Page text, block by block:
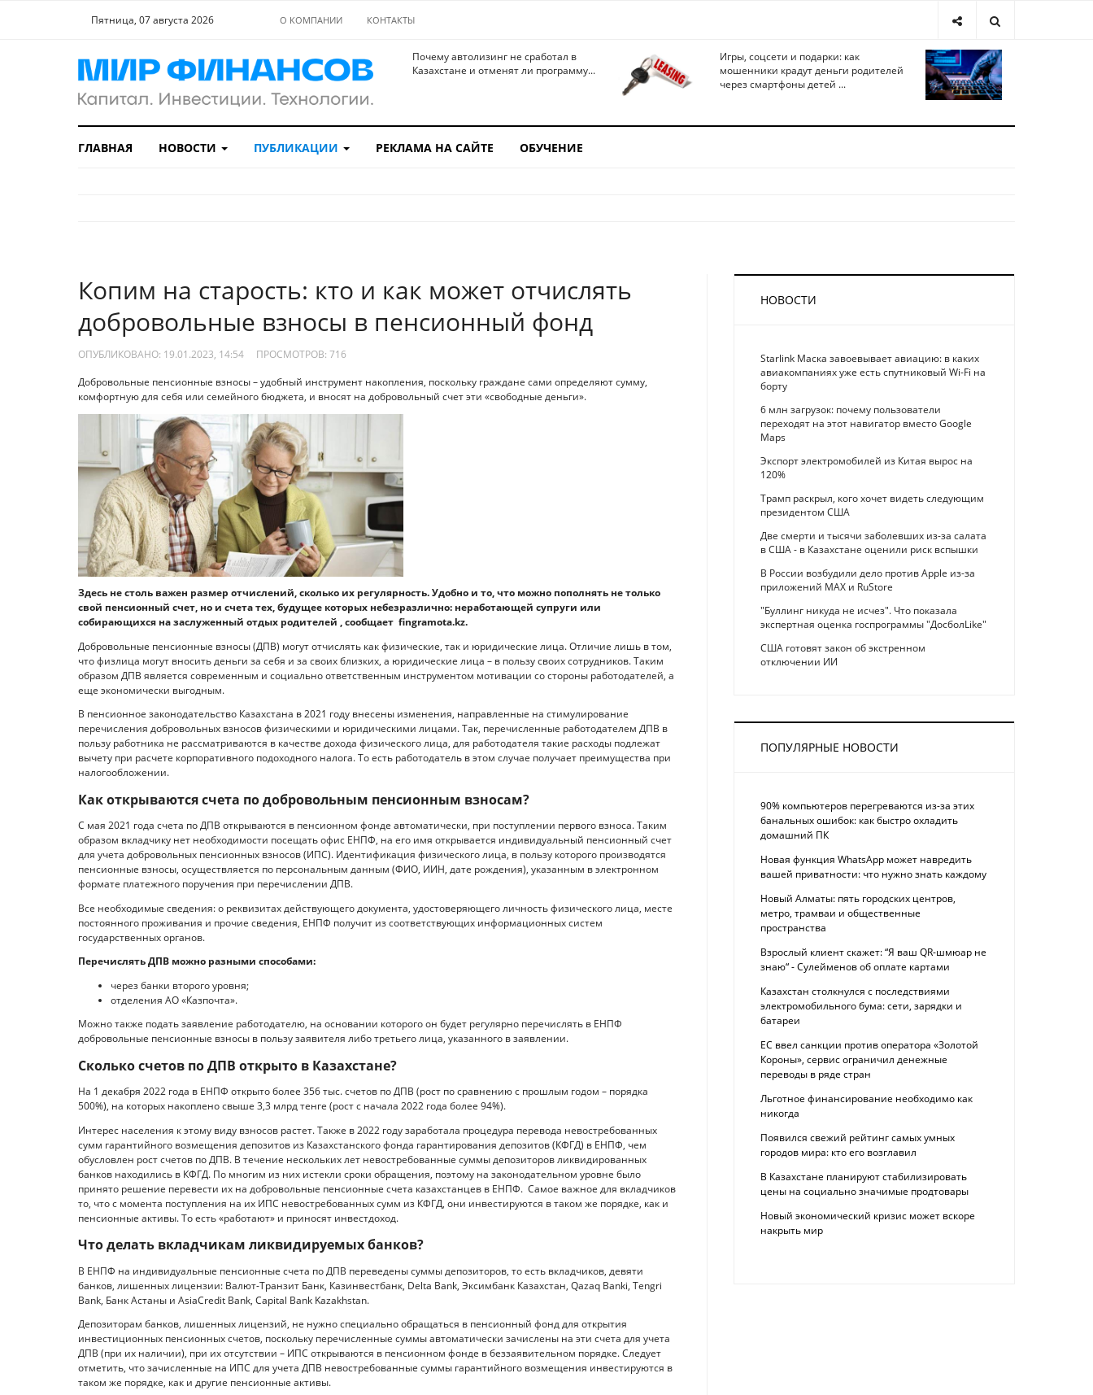
Пятница, 07 августа 2026 О КОМПАНИИ КОНТАКТЫ
Почему автолизинг не сработал в
Казахстане и отменят ли программу...
Игры, соцсети и подарки: как
мошенники крадут деньги родителей
через смартфоны детей ...
ГЛАВНАЯ НОВОСТИ ПУБЛИКАЦИИ РЕКЛАМА НА САЙТЕ ОБУЧЕНИЕ
Копим на старость: кто и как может отчислять
добровольные взносы в пенсионный фонд
ОПУБЛИКОВАНО: 19.01.2023, 14:54 ПРОСМОТРОВ: 716
Добровольные пенсионные взносы – удобный инструмент накопления, поскольку граждане сами определяют сумму,
комфортную для себя или семейного бюджета, и вносят на добровольный счет эти «свободные деньги».
Здесь не столь важен размер отчислений, сколько их регулярность. Удобно и то, что можно пополнять не только
свой пенсионный счет, но и счета тех, будущее которых небезразлично: неработающей супруги или
собирающихся на заслуженный отдых родителей , сообщает fingramota.kz.
Добровольные пенсионные взносы (ДПВ) могут отчислять как физические, так и юридические лица. Отличие лишь в том,
что физлица могут вносить деньги за себя и за своих близких, а юридические лица – в пользу своих сотрудников. Таким
образом ДПВ является современным и социально ответственным инструментом мотивации со стороны работодателей, а
еще экономически выгодным.
В пенсионное законодательство Казахстана в 2021 году внесены изменения, направленные на стимулирование
перечисления добровольных взносов физическими и юридическими лицами. Так, перечисленные работодателем ДПВ в
пользу работника не рассматриваются в качестве дохода физического лица, для работодателя такие расходы подлежат
вычету при расчете корпоративного подоходного налога. То есть работодатель в этом случае получает преимущества при
налогообложении.
Как открываются счета по добровольным пенсионным взносам?
С мая 2021 года счета по ДПВ открываются в пенсионном фонде автоматически, при поступлении первого взноса. Таким
образом вкладчику нет необходимости посещать офис ЕНПФ, на его имя открывается индивидуальный пенсионный счет
для учета добровольных пенсионных взносов (ИПС). Идентификация физического лица, в пользу которого производятся
пенсионные взносы, осуществляется по персональным данным (ФИО, ИИН, дате рождения), указанным в электронном
формате платежного поручения при перечислении ДПВ.
Все необходимые сведения: о реквизитах действующего документа, удостоверяющего личность физического лица, месте
постоянного проживания и прочие сведения, ЕНПФ получит из соответствующих информационных систем
государственных органов.
Перечислять ДПВ можно разными способами:
через банки второго уровня;
отделения АО «Казпочта».
Можно также подать заявление работодателю, на основании которого он будет регулярно перечислять в ЕНПФ
добровольные пенсионные взносы в пользу заявителя либо третьего лица, указанного в заявлении.
Сколько счетов по ДПВ открыто в Казахстане?
На 1 декабря 2022 года в ЕНПФ открыто более 356 тыс. счетов по ДПВ (рост по сравнению с прошлым годом – порядка
500%), на которых накоплено свыше 3,3 млрд тенге (рост с начала 2022 года более 94%).
Интерес населения к этому виду взносов растет. Также в 2022 году заработала процедура перевода невостребованных
сумм гарантийного возмещения депозитов из Казахстанского фонда гарантирования депозитов (КФГД) в ЕНПФ, чем
обусловлен рост счетов по ДПВ. В течение нескольких лет невостребованные суммы депозиторов ликвидированных
банков находились в КФГД. По многим из них истекли сроки обращения, поэтому на законодательном уровне было
принято решение перевести их на добровольные пенсионные счета казахстанцев в ЕНПФ. Самое важное для вкладчиков
то, что с момента поступления на их ИПС невостребованных сумм из КФГД, они инвестируются в таком же порядке, как и
пенсионные активы. То есть «работают» и приносят инвестдоход.
Что делать вкладчикам ликвидируемых банков?
В ЕНПФ на индивидуальные пенсионные счета по ДПВ переведены суммы депозиторов, то есть вкладчиков, девяти
банков, лишенных лицензии: Валют-Транзит Банк, Казинвестбанк, Delta Bank, Эксимбанк Казахстан, Qazaq Banki, Tengri
Bank, Банк Астаны и AsiaCredit Bank, Capital Bank Kazakhstan.
Депозиторам банков, лишенных лицензий, не нужно специально обращаться в пенсионный фонд для открытия
инвестиционных пенсионных счетов, поскольку перечисленные суммы автоматически зачислены на эти счета для учета
ДПВ (при их наличии), при их отсутствии – ИПС открываются в пенсионном фонде в беззаявительном порядке. Следует
отметить, что зачисленные на ИПС для учета ДПВ невостребованные суммы гарантийного возмещения инвестируются в
таком же порядке, как и другие пенсионные активы.
НОВОСТИ
Starlink Маска завоевывает авиацию: в каких
авиакомпаниях уже есть спутниковый Wi-Fi на
борту
6 млн загрузок: почему пользователи
переходят на этот навигатор вместо Google
Maps
Экспорт электромобилей из Китая вырос на
120%
Трамп раскрыл, кого хочет видеть следующим
президентом США
Две смерти и тысячи заболевших из-за салата
в США - в Казахстане оценили риск вспышки
В России возбудили дело против Apple из-за
приложений MAX и RuStore
"Буллинг никуда не исчез". Что показала
экспертная оценка госпрограммы "ДосболLike"
США готовят закон об экстренном
отключении ИИ
ПОПУЛЯРНЫЕ НОВОСТИ
90% компьютеров перегреваются из-за этих
банальных ошибок: как быстро охладить
домашний ПК
Новая функция WhatsApp может навредить
вашей приватности: что нужно знать каждому
Новый Алматы: пять городских центров,
метро, трамваи и общественные
пространства
Взрослый клиент скажет: “Я ваш QR-шмюар не
знаю“ - Сулейменов об оплате картами
Казахстан столкнулся с последствиями
электромобильного бума: сети, зарядки и
батареи
ЕС ввел санкции против оператора «Золотой
Короны», сервис ограничил денежные
переводы в ряде стран
Льготное финансирование необходимо как
никогда
Появился свежий рейтинг самых умных
городов мира: кто его возглавил
В Казахстане планируют стабилизировать
цены на социально значимые продтовары
Новый экономический кризис может вскоре
накрыть мир